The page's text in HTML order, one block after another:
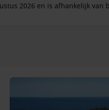
2026 en is afhankelijk van